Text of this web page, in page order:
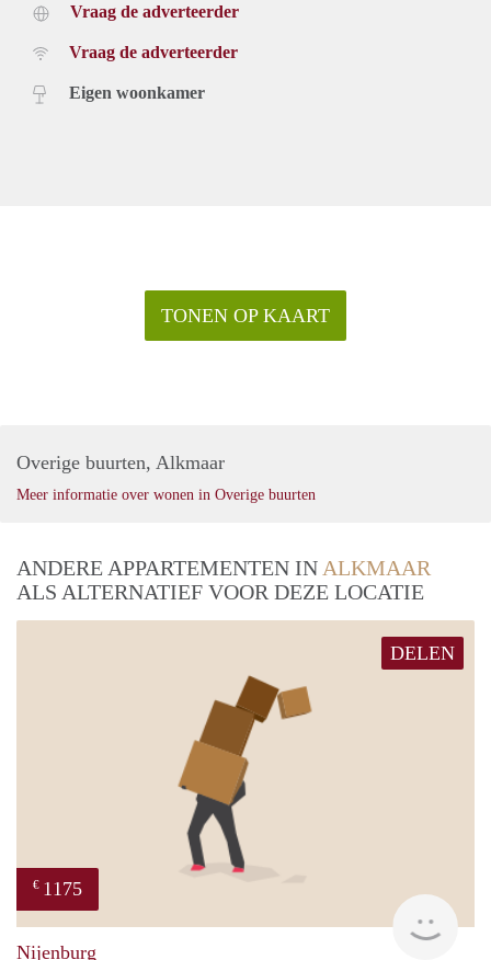
Vraag de adverteerder
Vraag de adverteerder
Eigen woonkamer
TONEN OP KAART
Overige buurten, Alkmaar
Meer informatie over wonen in Overige buurten
ANDERE APPARTEMENTEN IN ALKMAAR
ALS ALTERNATIEF VOOR DEZE LOCATIE
DELEN
€ 1175
Nijenburg